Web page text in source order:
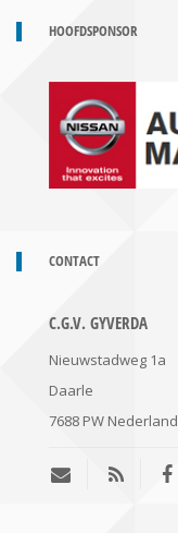
HOOFDSPONSOR
CONTACT
C.G.V. GYVERDA
Nieuwstadweg 1a
Daarle
7688 PW Nederland